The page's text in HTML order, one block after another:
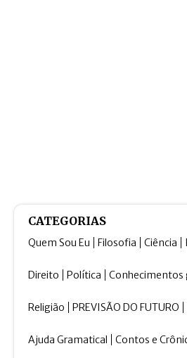
CATEGORIAS
Quem Sou Eu Filosofia Ciência
Direito Política Conhecimentos
Religião PREVISÃO DO FUTURO
Ajuda Gramatical Contos e